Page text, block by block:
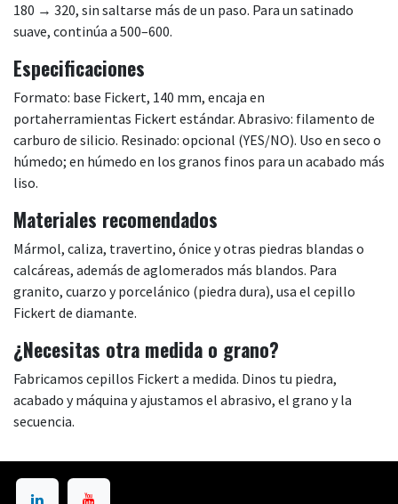
180 → 320, sin saltarse más de un paso. Para un satinado
suave, continúa a 500–600.
Especificaciones
Formato: base Fickert, 140 mm, encaja en
portaherramientas Fickert estándar. Abrasivo: filamento de
carburo de silicio. Resinado: opcional (YES/NO). Uso en seco o
húmedo; en húmedo en los granos finos para un acabado más
liso.
Materiales recomendados
Mármol, caliza, travertino, ónice y otras piedras blandas o
calcáreas, además de aglomerados más blandos. Para
granito, cuarzo y porcelánico (piedra dura), usa el cepillo
Fickert de diamante.
¿Necesitas otra medida o grano?
Fabricamos cepillos Fickert a medida. Dinos tu piedra,
acabado y máquina y ajustamos el abrasivo, el grano y la
secuencia.